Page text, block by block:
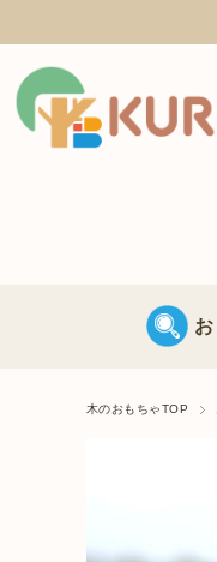
日本製
出産祝い
木のおもちゃTOP